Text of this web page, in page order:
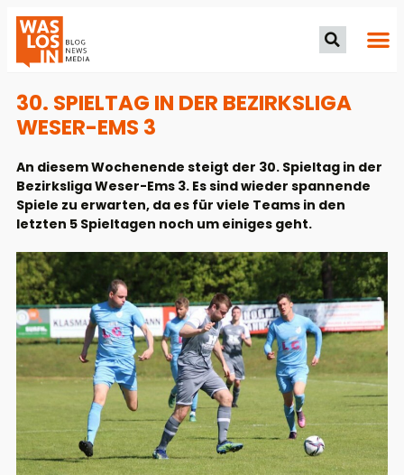
30. SPIELTAG IN DER BEZIRKSLIGA
WESER-EMS 3
An diesem Wochenende steigt der 30. Spieltag in der
Bezirksliga Weser-Ems 3. Es sind wieder spannende
Spiele zu erwarten, da es für viele Teams in den
letzten 5 Spieltagen noch um einiges geht.